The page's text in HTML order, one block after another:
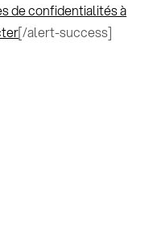
de confidentialités à
[/alert-success]